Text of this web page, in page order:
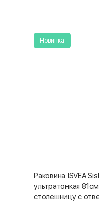
Новинка
Раковина ISVEA
ультратонкая
столешницу с